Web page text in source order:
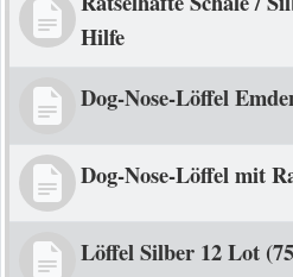
Hilfe
Dog-Nose-Löffel
Dog-Nose-Löffel mit
Löffel Silber 12 Lot